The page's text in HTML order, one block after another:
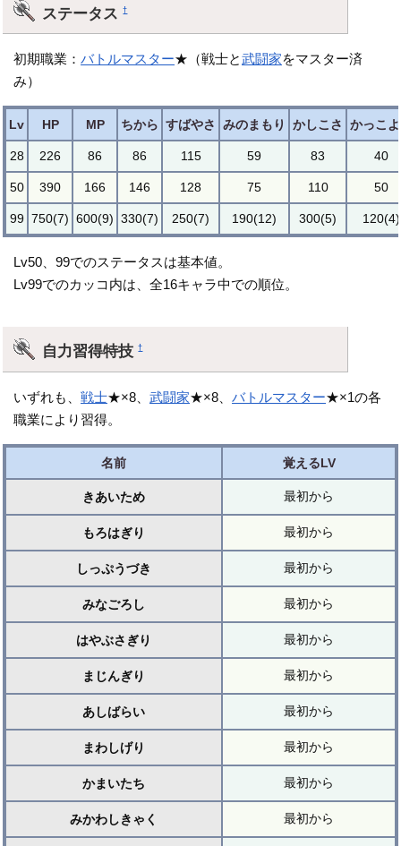
ステータス†
初期職業：バトルマスター★（戦士と武闘家をマスター済
み）
Lv HP MP ちから すばやさ みのまもり かしこさ かっこ
28 226 86 86 115 59 83 40
50 390 166 146 128 75 110 50
99 750(7) 600(9) 330(7) 250(7) 190(12) 300(5) 120(4)
Lv50、99でのステータスは基本値。
Lv99でのカッコ内は、全16キャラ中での順位。
自力習得特技†
いずれも、戦士★×8、武闘家★×8、バトルマスター★×1の各
職業により習得。
名前 覚えるLV
きあいため 最初から
もろはぎり 最初から
しっぷうづき 最初から
みなごろし 最初から
はやぶさぎり 最初から
まじんぎり 最初から
あしばらい 最初から
まわしげり 最初から
かまいたち 最初から
みかわしきゃく 最初から